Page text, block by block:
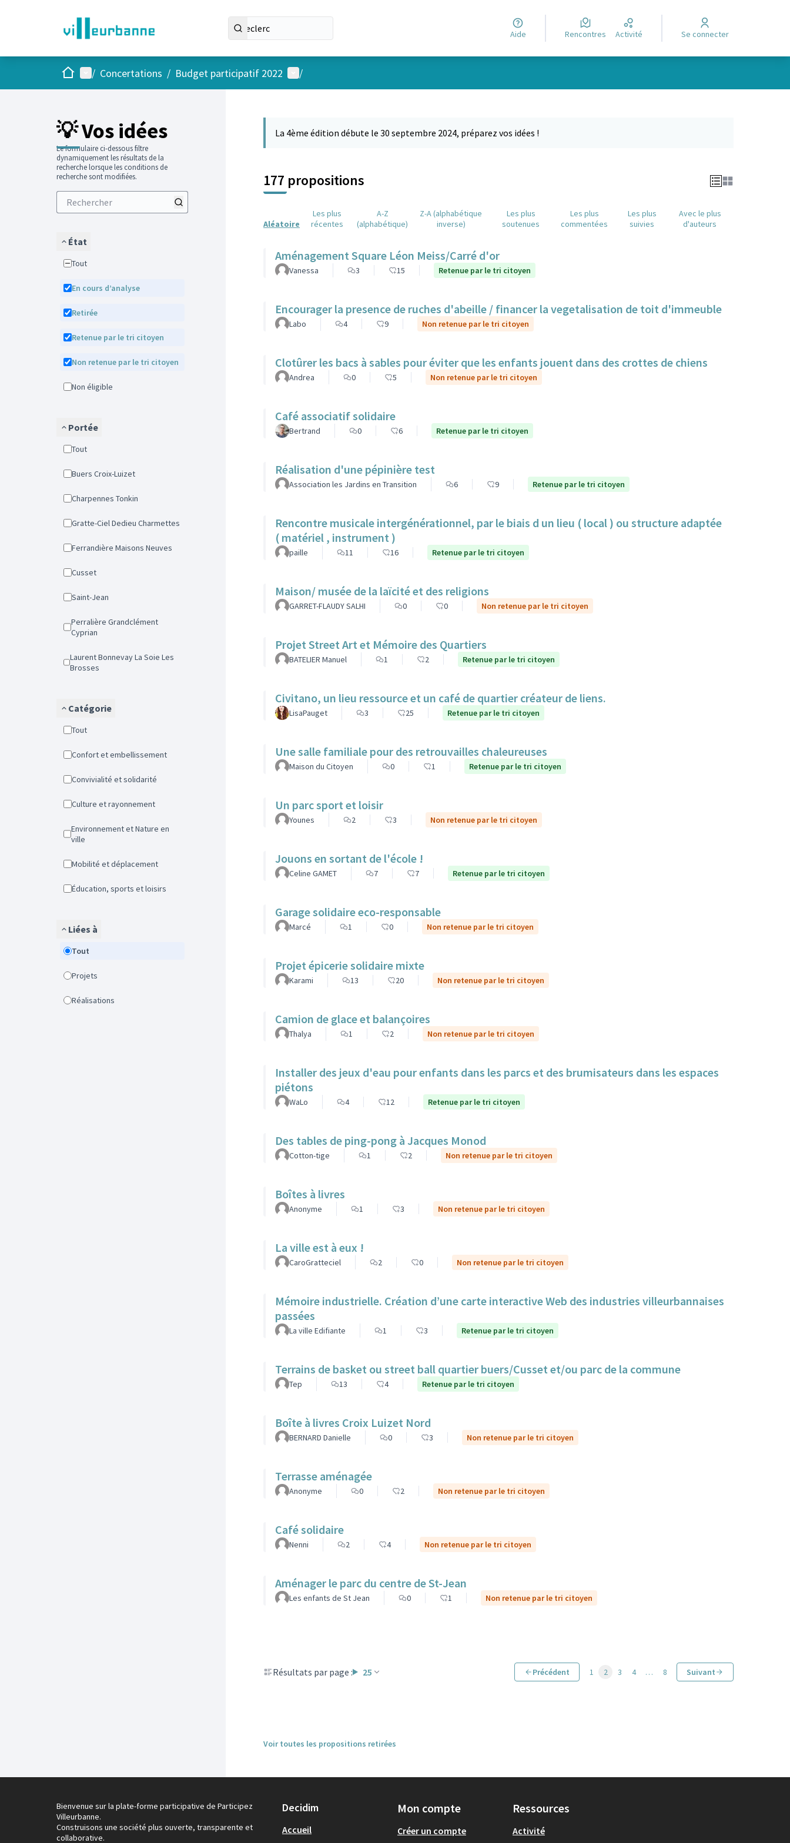
Aide Rencontres Activité Se connecter
AccueilMenu principal
/ Concertations / Budget participatif 2022 Menu utilisateur
/
💡 Vos idées
Le formulaire ci-dessous filtre
dynamiquement les résultats de la
recherche lorsque les conditions de
recherche sont modifiées.
État
Tout
En cours d’analyse
Retirée
Retenue par le tri citoyen
Non retenue par le tri citoyen
Non éligible
Portée
Tout
Buers Croix-Luizet
Charpennes Tonkin
Gratte-Ciel Dedieu Charmettes
Ferrandière Maisons Neuves
Cusset
Saint-Jean
Perralière Grandclément
Cyprian
Laurent Bonnevay La Soie Les
Brosses
Catégorie
Tout
Confort et embellissement
Convivialité et solidarité
Culture et rayonnement
Environnement et Nature en
ville
Mobilité et déplacement
Éducation, sports et loisirs
Liées à
Tout
Projets
Réalisations
La 4ème édition débute le 30 septembre 2024, préparez vos idées !
177 propositions
Aléatoire
Les plus
récentes
A-Z
(alphabétique)
Z-A (alphabétique
inverse)
Les plus
soutenues
Les plus
commentées
Les plus
suivies
Avec le plus
d'auteurs
Aménagement Square Léon Meiss/Carré d'or
Vanessa 3 15 Retenue par le tri citoyen
Encourager la presence de ruches d'abeille / financer la vegetalisation de toit d'immeuble
Labo 4 9 Non retenue par le tri citoyen
Clotûrer les bacs à sables pour éviter que les enfants jouent dans des crottes de chiens
Andrea 0 5 Non retenue par le tri citoyen
Café associatif solidaire
Bertrand 0 6 Retenue par le tri citoyen
Réalisation d'une pépinière test
Association les Jardins en Transition 6 9 Retenue par le tri citoyen
Rencontre musicale intergénérationnel, par le biais d un lieu ( local ) ou structure adaptée
( matériel , instrument )
paille 11 16 Retenue par le tri citoyen
Maison/ musée de la laïcité et des religions
GARRET-FLAUDY SALHI 0 0 Non retenue par le tri citoyen
Projet Street Art et Mémoire des Quartiers
BATELIER Manuel 1 2 Retenue par le tri citoyen
Civitano, un lieu ressource et un café de quartier créateur de liens.
LisaPauget 3 25 Retenue par le tri citoyen
Une salle familiale pour des retrouvailles chaleureuses
Maison du Citoyen 0 1 Retenue par le tri citoyen
Un parc sport et loisir
Younes 2 3 Non retenue par le tri citoyen
Jouons en sortant de l'école !
Celine GAMET 7 7 Retenue par le tri citoyen
Garage solidaire eco-responsable
Marcé 1 0 Non retenue par le tri citoyen
Projet épicerie solidaire mixte
Karami 13 20 Non retenue par le tri citoyen
Camion de glace et balançoires
Thalya 1 2 Non retenue par le tri citoyen
Installer des jeux d'eau pour enfants dans les parcs et des brumisateurs dans les espaces
piétons
WaLo 4 12 Retenue par le tri citoyen
Des tables de ping-pong à Jacques Monod
Cotton-tige 1 2 Non retenue par le tri citoyen
Boîtes à livres
Anonyme 1 3 Non retenue par le tri citoyen
La ville est à eux !
CaroGratteciel 2 0 Non retenue par le tri citoyen
Mémoire industrielle. Création d’une carte interactive Web des industries villeurbannaises
passées
La ville Edifiante 1 3 Retenue par le tri citoyen
Terrains de basket ou street ball quartier buers/Cusset et/ou parc de la commune
Tep 13 4 Retenue par le tri citoyen
Boîte à livres Croix Luizet Nord
BERNARD Danielle 0 3 Non retenue par le tri citoyen
Terrasse aménagée
Anonyme 0 2 Non retenue par le tri citoyen
Café solidaire
Nenni 2 4 Non retenue par le tri citoyen
Aménager le parc du centre de St-Jean
Les enfants de St Jean 0 1 Non retenue par le tri citoyen
Résultats par page : 25 Précédent 1 2 3 4 … 8 Suivant
Voir toutes les propositions retirées
Bienvenue sur la plate-forme participative de Participez
Villeurbanne.
Construisons une société plus ouverte, transparente et
collaborative.
Decidim
Accueil
Mon compte
Créer un compte
Ressources
Activité